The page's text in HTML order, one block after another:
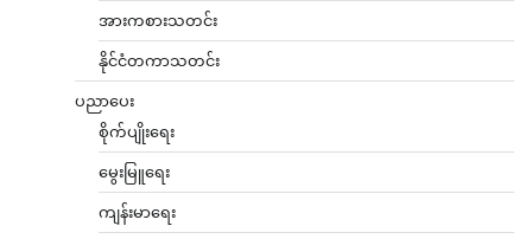
အားကစားသတင်း
နိုင်ငံတကာသတင်း
ပညာပေး
စိုက်ပျိုးရေး
မွေးမြူရေး
ကျန်းမာရေး